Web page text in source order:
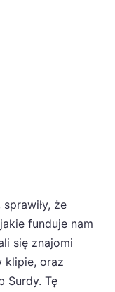
że
funduje nam
się znajomi
klipie, oraz
Surdy. Tę